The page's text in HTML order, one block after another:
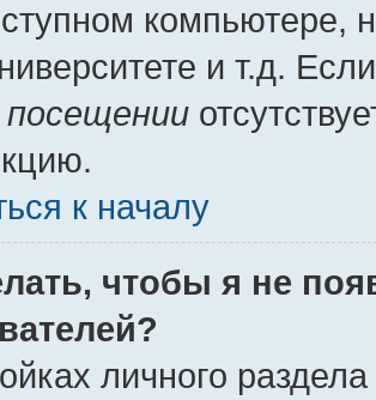
компьютере,
и т.д.
к началу
чтобы я не
личного